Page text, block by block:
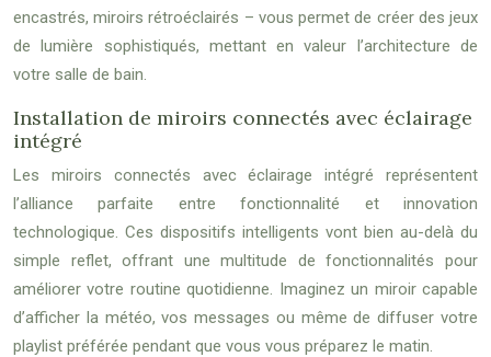
encastrés, miroirs rétroéclairés – vous permet de créer des jeux
de lumière sophistiqués, mettant en valeur l’architecture de
votre salle de bain.
Installation de miroirs connectés avec éclairage
intégré
Les miroirs connectés avec éclairage intégré représentent
l’alliance parfaite entre fonctionnalité et innovation
technologique. Ces dispositifs intelligents vont bien au-delà du
simple reflet, offrant une multitude de fonctionnalités pour
améliorer votre routine quotidienne. Imaginez un miroir capable
d’afficher la météo, vos messages ou même de diffuser votre
playlist préférée pendant que vous vous préparez le matin.